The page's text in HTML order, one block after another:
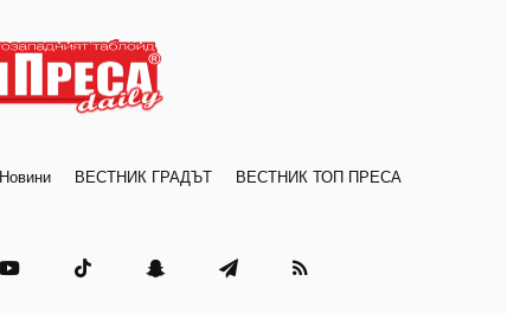
Новини ВЕСТНИК ГРАДЪТ ВЕСТНИК ТОП ПРЕСА